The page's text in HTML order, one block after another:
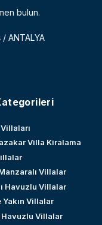
bulun.
ANTALYA
Villa Kiralama
Villalar
Havuzlu Villalar
Yakın Villalar
Havuzlu Villalar